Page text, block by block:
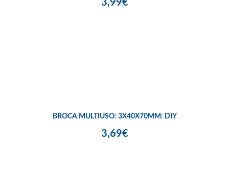
3,99€
BROCA MULTIUSO: 3X40X70MM: DIY
3,69€